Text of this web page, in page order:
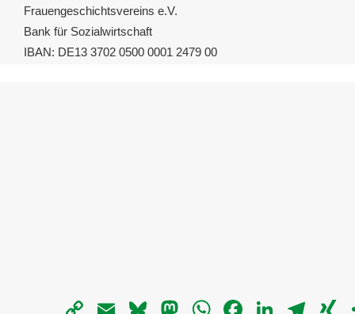
Frauengeschichtsvereins e.V.
Bank für Sozialwirtschaft
IBAN: DE13 3702 0500 0001 2479 00
Copy
Email Bluesky MastodonWhatsAppFacebookLinkedIn